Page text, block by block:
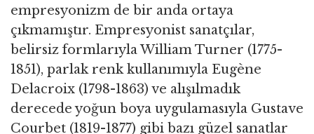
empresyonizm de bir anda ortaya
çıkmamıştır. Empresyonist sanatçılar,
belirsiz formlarıyla William Turner (1775-
1851), parlak renk kullanımıyla Eugène
Delacroix (1798-1863) ve alışılmadık
derecede yoğun boya uygulamasıyla Gustave
Courbet (1819-1877) gibi bazı güzel sanatlar